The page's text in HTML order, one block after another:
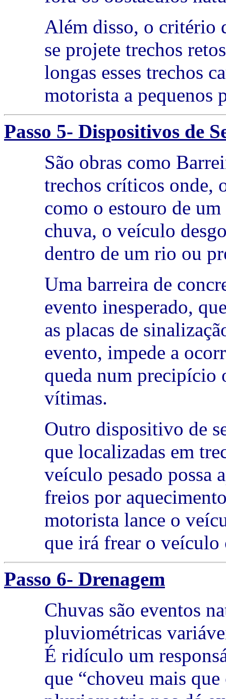
Além disso, o critério
se projete trechos
longas esses trechos
motorista a pequenos
Passo 5- Dispositivos de
São obras como
trechos críticos onde,
como o estouro de
chuva, o veículo
dentro de um rio ou
Uma barreira de
evento inesperado,
as placas de
evento, impede a
queda num precipício
vítimas.
Outro dispositivo de
que localizadas em
veículo pesado possa
freios por
motorista lance o
que irá frear o veículo
Passo 6- Drenagem
Chuvas são eventos
pluviométricas
É ridículo um
que “choveu mais